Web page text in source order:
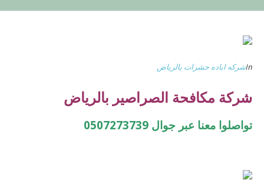
Inشركه اباده حشرات بالرياض
شركة مكافحة الصراصير بالرياض
تواصلوا معنا عبر جوال 0507273739